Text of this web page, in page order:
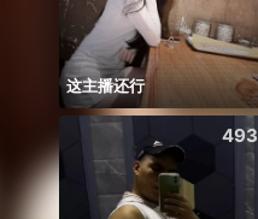
这主播还行
493